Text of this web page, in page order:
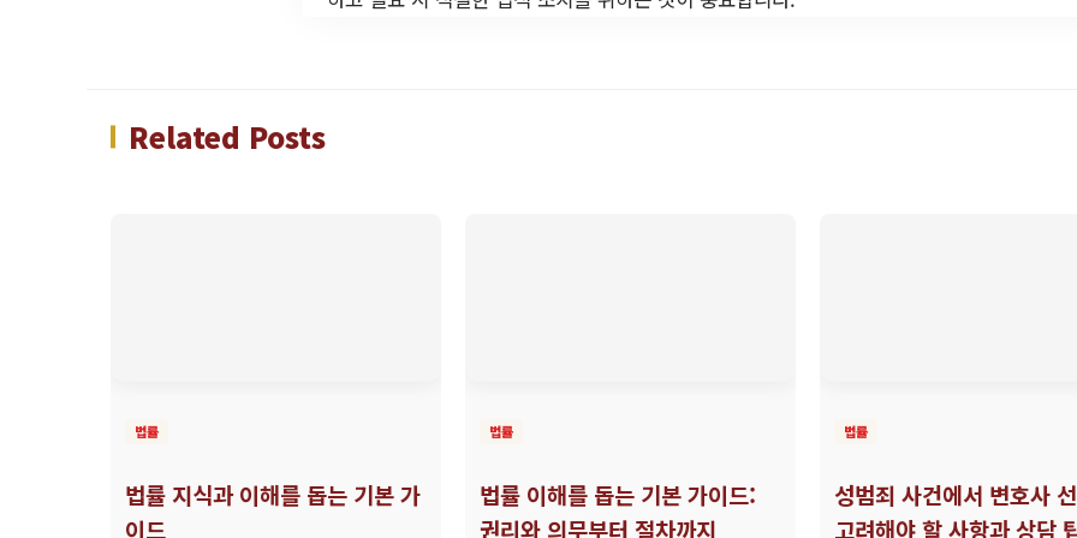
Related Posts
법률
법률 지식과 이해를 돕는 기본 가
이드
법률
법률 이해를 돕는 기본 가이드:
권리와 의무부터 절차까지
법률
성범죄 사건에서 변호사
고려해야 할 사항과 상담